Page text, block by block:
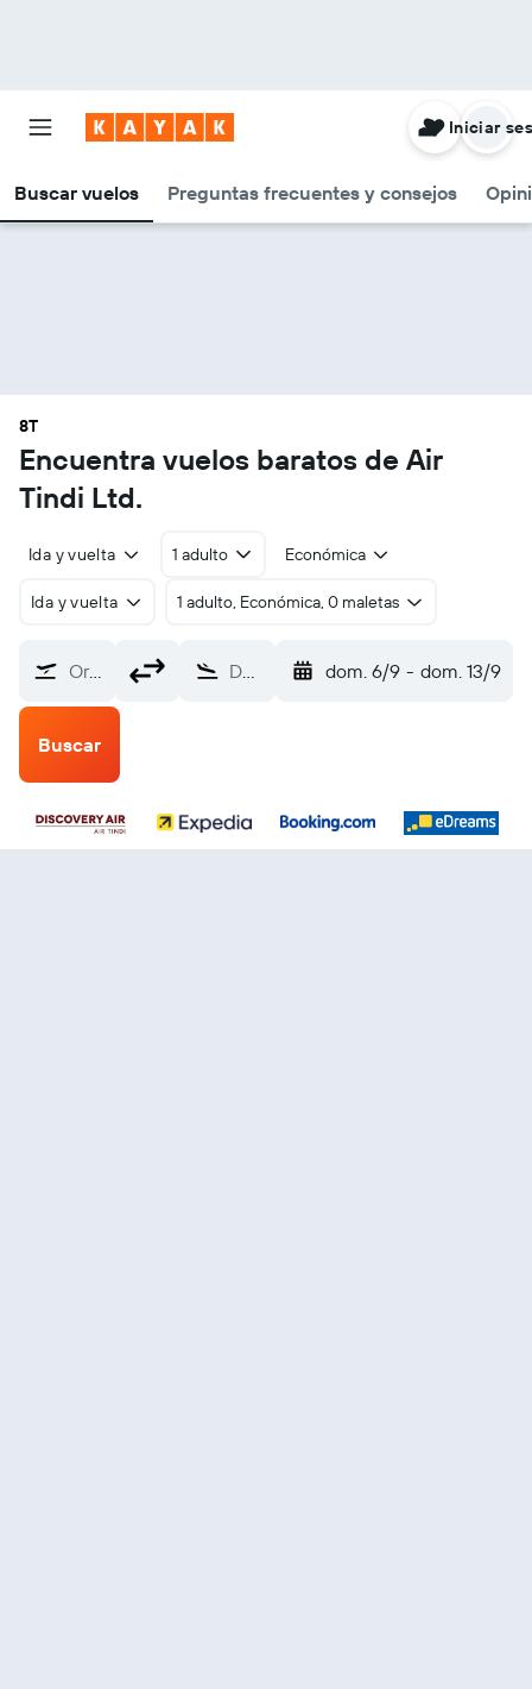
Buscar vuelos Preguntas frecuentes y consejos
Iniciar
8T
Encuentra vuelos baratos de Air
Tindi Ltd.
Ida y vuelta 1 adulto Económica
Ida y vuelta 1 adulto, Económica, 0 maletas
Origen Destino dom. 6/9 - dom. 13/9
Buscar